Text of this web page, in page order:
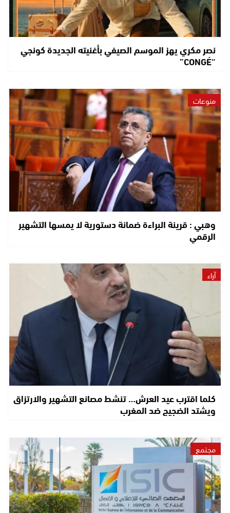
نصر مكري يهز الموسم الصيفي بأغنيته الجديدة كونجي
“CONGÉ”
منوعات
وهبي : قرينة البراءة ضمانة دستورية لا يمسها التشهير
الرقمي
آراء
كلما اقترب عيد العرش… تنشط مصانع التشهير والارتزاق
ويشتد الضجيج ضد المغرب
مجتمع